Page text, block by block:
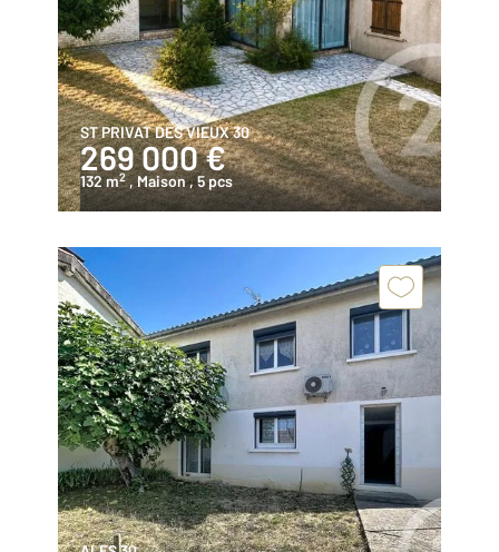
ST PRIVAT DES VIEUX 30
269 000 €
132 m2 , Maison, 5 pcs